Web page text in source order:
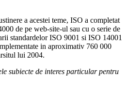
a acestei teme, ISO a completat
de pe web-site-ul sau cu o serie de
standardelor ISO 9001 si ISO 14001
in aproximativ 760 000
lui 2004.
subiecte de interes particular pentru